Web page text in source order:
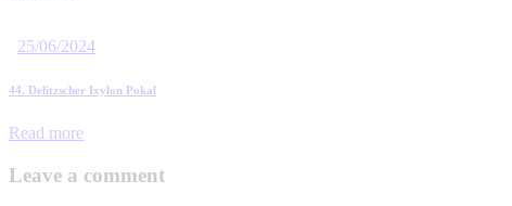
25/06/2024
44. Delitzscher Ixylon Pokal
Read more
Leave a comment